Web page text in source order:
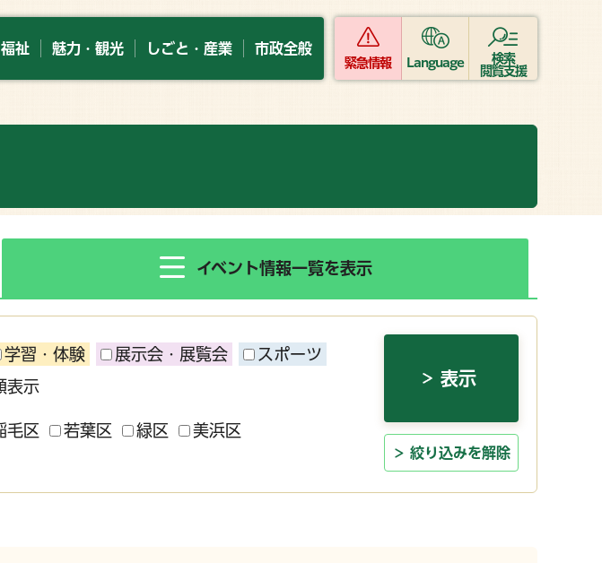
祉 魅力・観光 しごと・産業 市政全般
緊急情報 Language
検索
閲覧支援
イベント情報一覧を表示
学習・体験 展示会・展覧会
スポーツ
表示
毛区 若葉区 緑区
美浜区
絞り込みを解除